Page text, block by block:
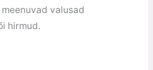
valusad
hirmud.